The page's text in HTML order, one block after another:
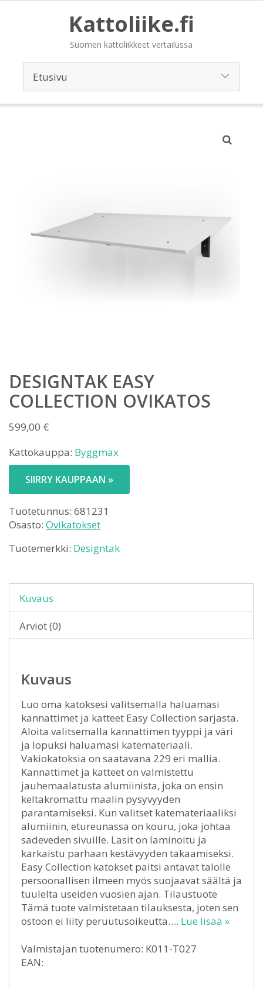
Kattoliike.fi
Suomen kattoliikkeet vertailussa
DESIGNTAK EASY
COLLECTION OVIKATOS
599,00 €
Kattokauppa: Byggmax
SIIRRY KAUPPAAN »
Tuotetunnus: 681231
Osasto: Ovikatokset
Tuotemerkki: Designtak
Kuvaus
Arviot (0)
Kuvaus
Luo oma katoksesi valitsemalla haluamasi
kannattimet ja katteet Easy Collection sarjasta.
Aloita valitsemalla kannattimen tyyppi ja väri
ja lopuksi haluamasi katemateriaali.
Vakiokatoksia on saatavana 229 eri mallia.
Kannattimet ja katteet on valmistettu
jauhemaalatusta alumiinista, joka on ensin
keltakromattu maalin pysyvyyden
parantamiseksi. Kun valitset katemateriaaliksi
alumiinin, etureunassa on kouru, joka johtaa
sadeveden sivuille. Lasit on laminoitu ja
karkaistu parhaan kestävyyden takaamiseksi.
Easy Collection katokset paitsi antavat talolle
persoonallisen ilmeen myös suojaavat säältä ja
tuulelta useiden vuosien ajan. Tilaustuote
Tämä tuote valmistetaan tilauksesta, joten sen
ostoon ei liity peruutusoikeutta…. Lue lisää »
Valmistajan tuotenumero: K011-T027
EAN: